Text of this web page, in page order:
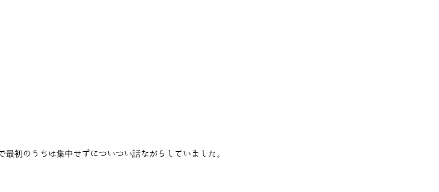
初のうちは集中せずについつい話ながらしていました。